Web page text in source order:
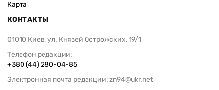
Карта
КОНТАКТЫ
01010 Киев, ул. Князей Острожских, 19/1
Телефон редакции:
+380 (44) 280-04-85
Электронная почта редакции: zn94@ukr.net